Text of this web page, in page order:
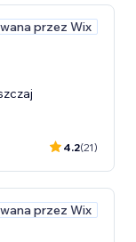
przez Wix
4.2(21)
przez Wix